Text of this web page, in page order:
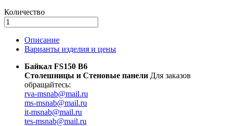
Количество
Описание
Варианты изделия и цены
Байкал FS150 B6
Столешницы и Стеновые панели Для заказов
обращайтесь:
rva-msnab@mail.ru
ms-msnab@mail.ru
it-msnab@mail.ru
tes-msnab@mail.ru